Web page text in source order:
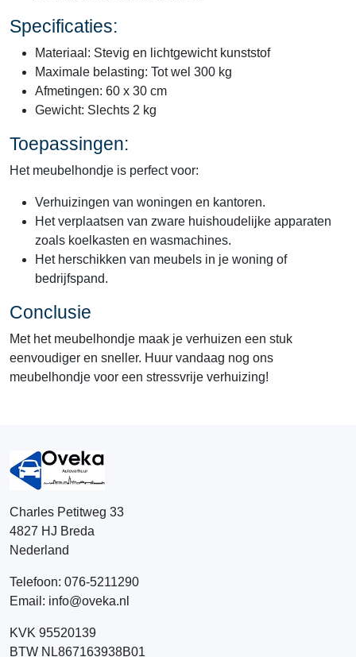
Specificaties:
Materiaal: Stevig en lichtgewicht kunststof
Maximale belasting: Tot wel 300 kg
Afmetingen: 60 x 30 cm
Gewicht: Slechts 2 kg
Toepassingen:
Het meubelhondje is perfect voor:
Verhuizingen van woningen en kantoren.
Het verplaatsen van zware huishoudelijke apparaten
zoals koelkasten en wasmachines.
Het herschikken van meubels in je woning of
bedrijfspand.
Conclusie
Met het meubelhondje maak je verhuizen een stuk
eenvoudiger en sneller. Huur vandaag nog ons
meubelhondje voor een stressvrije verhuizing!
Charles Petitweg 33
4827 HJ Breda
Nederland
Telefoon: 076-5211290
Email: info@oveka.nl
KVK 95520139
BTW NL867163938B01